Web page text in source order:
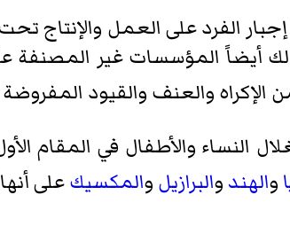
إجبار الفرد على العمل
أيضاً المؤسسات غير المصنفة
الإكراه والعنف والقيود
النساء والأطفال في المقام
والهند والبرازيل والمكسيكعلى